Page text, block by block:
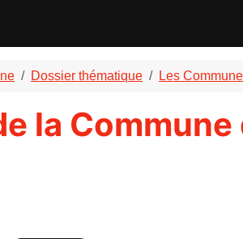
Dossier thématique Les
la Commune